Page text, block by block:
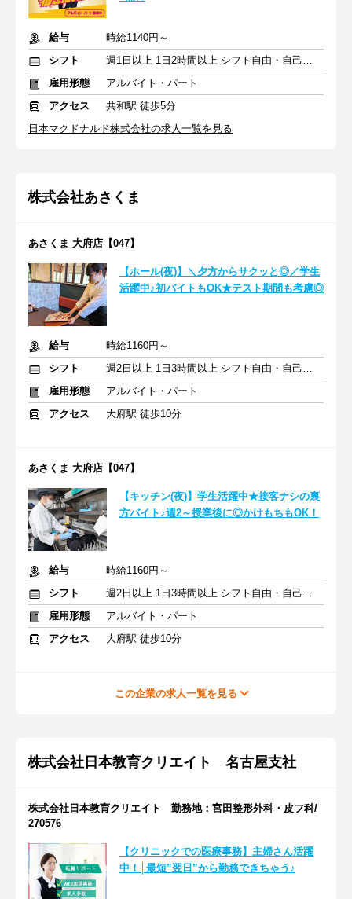
給与
時給1140円～
シフト
週1日以上 1日2時間以上 シフト自由・自己申告
雇用形態
アルバイト・パート
アクセス
共和駅 徒歩5分
日本マクドナルド株式会社の求人一覧を見る
株式会社あさくま
あさくま 大府店【047】
【ホール(夜)】＼夕方からサクッと◎／学生
活躍中♪初バイトもOK★テスト期間も考慮◎
給与
時給1160円～
シフト
週2日以上 1日3時間以上 シフト自由・自己申告
雇用形態
アルバイト・パート
アクセス
大府駅 徒歩10分
あさくま 大府店【047】
【キッチン(夜)】学生活躍中★接客ナシの裏
方バイト♪週2～授業後に◎かけもちもOK！
給与
時給1160円～
シフト
週2日以上 1日3時間以上 シフト自由・自己申告
雇用形態
アルバイト・パート
アクセス
大府駅 徒歩10分
この企業の求人一覧を見る
株式会社日本教育クリエイト 名古屋支社
株式会社日本教育クリエイト 勤務地：宮田整形外科・皮フ科/
270576
【クリニックでの医療事務】主婦さん活躍
中！│最短”翌日”から勤務できちゃう♪